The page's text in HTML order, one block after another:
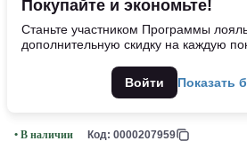
Покупайте и экономьте!
Станьте участником Программы
дополнительную скидку на каждую
Войти Показать
• В наличии Код: 0000207959